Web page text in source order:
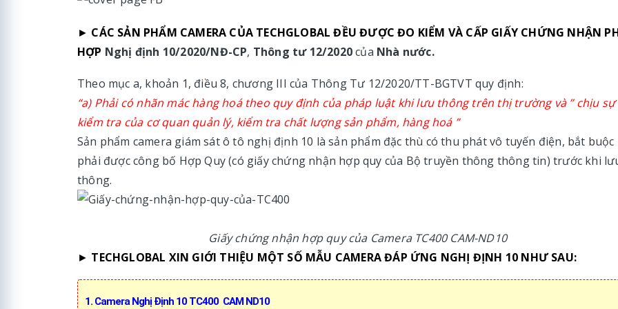
► CÁC SẢN PHẨM CAMERA CỦA TECHGLOBAL ĐỀU ĐƯỢC ĐO KIỂM VÀ CẤP GIẤY CHỨNG NHẬN
HỢP Nghị định 10/2020/NĐ-CP, Thông tư 12/2020của Nhà nước.
Theo mục a, khoản 1, điều 8, chương III của Thông Tư 12/2020/TT-BGTVT quy định:
“a) Phải có nhãn mác hàng hoá theo quy định của pháp luật khi lưu thông trên thị trường và ” chịu sự
kiểm tra của cơ quan quản lý, kiểm tra chất lượng sản phẩm, hàng hoá ”
Sản phẩm camera giám sát ô tô nghị định 10 là sản phẩm đặc thù có thu phát vô tuyến điện, bắt buộc
phải được công bố Hợp Quy (có giấy chứng nhận hợp quy của Bộ truyền thông thông tin) trước khi
thông.
Giấy chứng nhận hợp quy của Camera TC400 CAM-ND10
► TECHGLOBAL XIN GIỚI THIỆU MỘT SỐ MẪU CAMERA ĐÁP ỨNG NGHỊ ĐỊNH 10 NHƯ SAU:
1. Camera Nghị Định 10 TC400 CAM ND10